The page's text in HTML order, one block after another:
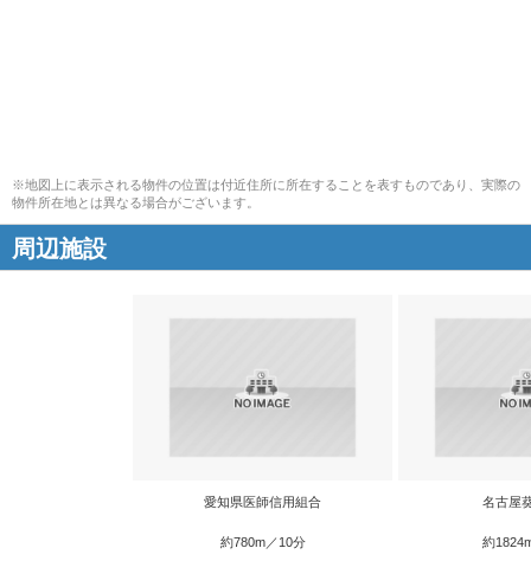
※地図上に表示される物件の位置は付近住所に所在することを表すものであり、実際の
物件所在地とは異なる場合がございます。
周辺施設
愛知県医師信用組合
約780m／10分
名古屋
約